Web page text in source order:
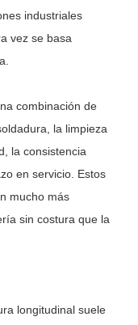
industriales
vez se basa
combinación de
la limpieza
la consistencia
en servicio. Estos
mucho más
sin costura que la
longitudinal suele